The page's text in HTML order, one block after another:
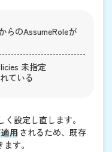
のAssumeRoleが
未指定
ている
設定し直します。
用されるため、既存
す。